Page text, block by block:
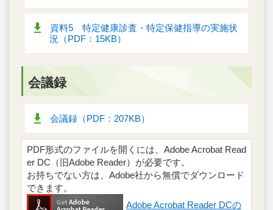
資料5 特定健康診査・特定保健指導の実施状
況（PDF：15KB）
会議録
会議録（PDF：207KB）
PDF形式のファイルを開くには、Adobe Acrobat Read
er DC（旧Adobe Reader）が必要です。
お持ちでない方は、Adobe社から無償でダウンロード
できます。
Adobe Acrobat Reader DCの